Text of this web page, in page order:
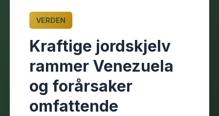
VERDEN
Kraftige jordskjelv
rammer Venezuela
og forårsaker
omfattende